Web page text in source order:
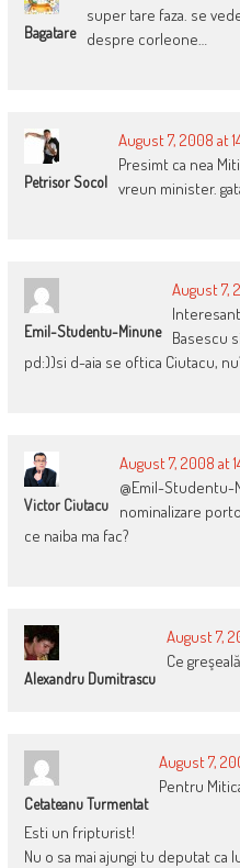
Bagatare
super tare faza. se
despre corleone…
Petrisor Socol
August 7, 2008 at
Presimt ca nea
vreun minister.
Emil-Studentu-Minune
August 7,
Basescu
pd:))si d-aia se oftica Ciutacu,
Victor Ciutacu
August 7, 2008 at
@Emil-Studentu-
nominalizare
ce naiba ma fac?
Alexandru Dumitrascu
August 7,
Ce
Cetateanu Turmentat
August 7,
Pentru
Esti un fripturist!
Nu o sa mai ajungi tu deputat ca